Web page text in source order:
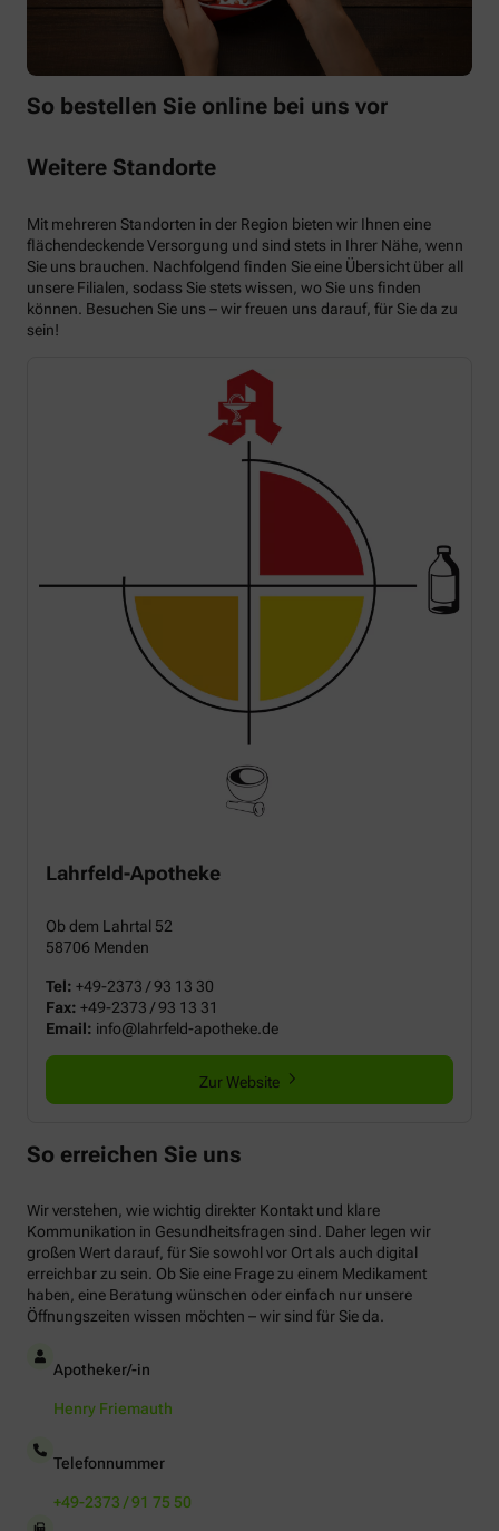
So bestellen Sie online bei uns vor
Weitere Standorte
Mit mehreren Standorten in der Region bieten wir Ihnen eine
flächendeckende Versorgung und sind stets in Ihrer Nähe, wenn
Sie uns brauchen. Nachfolgend finden Sie eine Übersicht über all
unsere Filialen, sodass Sie stets wissen, wo Sie uns finden
können. Besuchen Sie uns – wir freuen uns darauf, für Sie da zu
sein!
Lahrfeld-Apotheke
Ob dem Lahrtal 52
58706 Menden
Tel: +49-2373 / 93 13 30
Fax: +49-2373 / 93 13 31
Email: info@lahrfeld-apotheke.de
Zur Website
So erreichen Sie uns
Wir verstehen, wie wichtig direkter Kontakt und klare
Kommunikation in Gesundheitsfragen sind. Daher legen wir
großen Wert darauf, für Sie sowohl vor Ort als auch digital
erreichbar zu sein. Ob Sie eine Frage zu einem Medikament
haben, eine Beratung wünschen oder einfach nur unsere
Öffnungszeiten wissen möchten – wir sind für Sie da.
Apotheker/-in
Henry Friemauth
Telefonnummer
+49-2373 / 91 75 50